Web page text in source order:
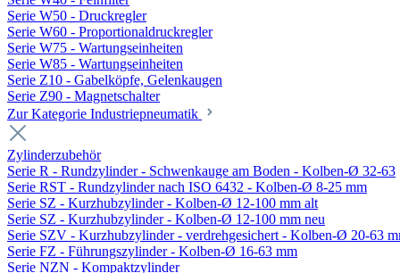
Serie W50 - Druckregler
Serie W60 - Proportionaldruckregler
Serie W75 - Wartungseinheiten
Serie W85 - Wartungseinheiten
Serie Z10 - Gabelköpfe, Gelenkaugen
Serie Z90 - Magnetschalter
Zur Kategorie Industriepneumatik
Zylinderzubehör
Serie R - Rundzylinder - Schwenkauge am Boden - Kolben-Ø 32-63
Serie RST - Rundzylinder nach ISO 6432 - Kolben-Ø 8-25 mm
Serie SZ - Kurzhubzylinder - Kolben-Ø 12-100 mm alt
Serie SZ - Kurzhubzylinder - Kolben-Ø 12-100 mm neu
Serie SZV - Kurzhubzylinder - verdrehgesichert - Kolben-Ø 20-63
Serie FZ - Führungszylinder - Kolben-Ø 16-63 mm
Serie NZN - Kompaktzylinder